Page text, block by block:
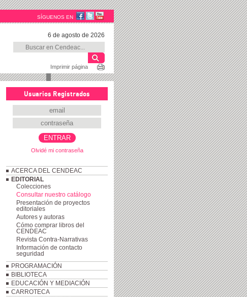
SÍGUENOS EN
6 de agosto de 2026
Imprimir página
Usuarios Registrados
Olvidé mi contraseña
ACERCA DEL CENDEAC
EDITORIAL
Colecciones
Consultar nuestro catálogo
Presentación de proyectos
editoriales
Autores y autoras
Cómo comprar libros del
CENDEAC
Revista Contra-Narrativas
Información de contacto
seguridad
PROGRAMACIÓN
BIBLIOTECA
EDUCACIÓN Y MEDIACIÓN
CARROTECA